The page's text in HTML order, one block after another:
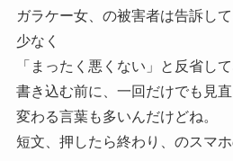
ガラケー女、の被害者は告訴し
少なく
「まったく悪くない」と反省し
書き込む前に、一回だけでも見
変わる言葉も多いんだけどね。
短文、押したら終わり、のスマ